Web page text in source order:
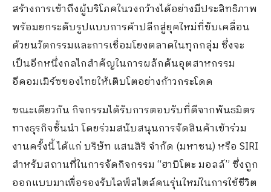
สร้างการเข้าถึงผู้บริโภคในวงกว้างได้อย่างมีประสิทธิภาพ
พร้อมยกระดับรูปแบบการค้าปลีกสู่ยุคใหม่ที่ขับเคลื่อน
ด้วยนวัตกรรมและการเชื่อมโยงตลาดในทุกกลุ่ม ซึ่งจะ
เป็นอีกหนึ่งกลไกสำคัญในการผลักดันอุตสาหกรรม
อีคอมเมิร์ซของไทยให้เติบโตอย่างก้าวกระโดด
ขณะเดียวกัน กิจกรรมได้รับการตอบรับที่ดีจากพันธมิตร
ทางธุรกิจชั้นนำ โดยร่วมสนับสนุนการจัดสินค้าเข้าร่วม
งานครั้งนี้ ได้แก่ บริษัท แสนสิริ จำกัด (มหาชน) หรือ SIRI
สำหรับสถานที่ในการจัดกิจกรรม “ฮาบิโตะ มอลล์” ซึ่งถูก
ออกแบบมาเพื่อรองรับไลฟ์สไตล์คนรุ่นใหม่ในการใช้ชีวิต